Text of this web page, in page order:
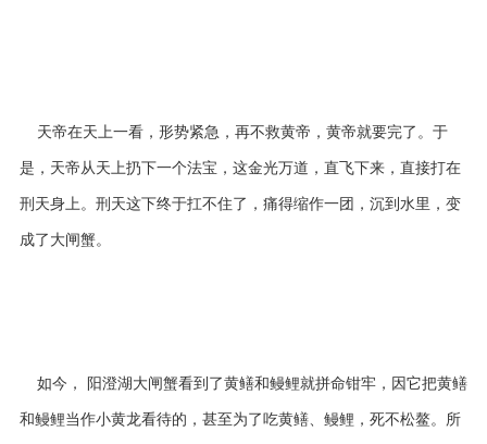
天帝在天上一看，形势紧急，再不救黄帝，黄帝就要完了。于
是，天帝从天上扔下一个法宝，这金光万道，直飞下来，直接打在
刑天身上。刑天这下终于扛不住了，痛得缩作一团，沉到水里，变
成了大闸蟹。
如今， 阳澄湖大闸蟹看到了黄鳝和鳗鲤就拼命钳牢，因它把黄鳝
和鳗鲤当作小黄龙看待的，甚至为了吃黄鳝、鳗鲤，死不松鳌。所